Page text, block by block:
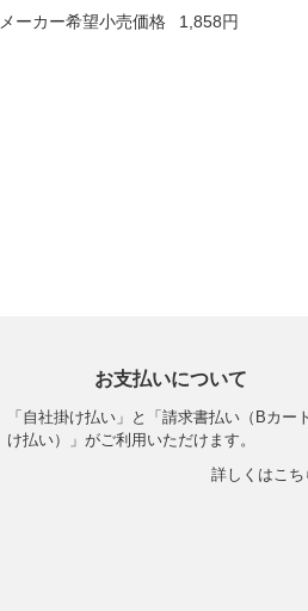
メーカー希望小売価格
1,858円
お支払いについて
「自社掛け払い」と「請求書払い（Bカー
け払い）」がご利用いただけます。
詳しくはこち